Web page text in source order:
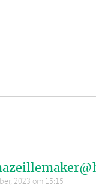
2023 om 15:15